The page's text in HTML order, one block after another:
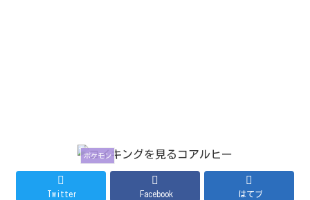
ポケモン
Twitter Facebook はてブ